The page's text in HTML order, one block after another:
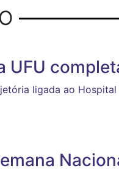
UFU
ligada ao Hospital